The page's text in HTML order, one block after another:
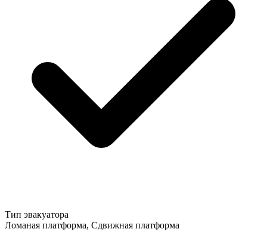
Тип эвакуатора
Ломаная платформа, Сдвижная платформа